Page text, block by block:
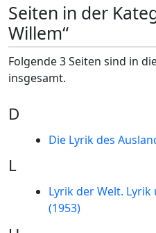
Seiten in der
Willem“
Folgende 3 Seiten sind in
insgesamt.
D
Die Lyrik des
L
Lyrik der Welt. Lyrik
(1953)